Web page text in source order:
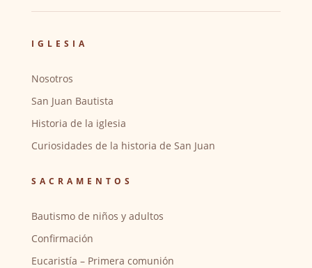
IGLESIA
Nosotros
San Juan Bautista
Historia de la iglesia
Curiosidades de la historia de San Juan
SACRAMENTOS
Bautismo de niños y adultos
Confirmación
Eucaristía – Primera comunión